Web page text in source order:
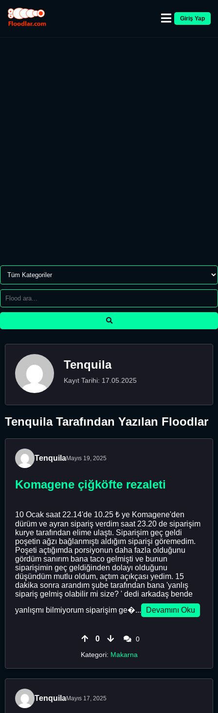
Giriş Yap
Tenquila
Kayıt Tarihi: 17.05.2025
Tenquila Tarafından Yazılan Floodlar
TenquilaMayıs 19, 2025
Komagene çiğköfte rezaleti
10 Ocak saat 22.14'de 10.25 ₺ ye Komagene'den
dürüm ve ayran sipariş verdim saat 23.20 de siparişim
kurye tarafından elime ulaştı. Siparişim geç geldi
poşetin ağzı bağlanmıştı aldığım siparişi göremedim.
Poşeti açtığımda porsiyonun daha fazla olduğunu
gördüm sanırım bana taco gelmişti ve bunun
siparişimin geç geldiğinden dolayı olduğunu
düşündüm mutlu oldum, açtım açıkçası yedim. 15
dakika sonra arandım şube tarafından bana 'yanlış
sipariş gelmiş olabilir mi size? ' dedi arkadaş bende
yanlışmı bilmiyorum siparişim ge�...
Devamını Oku
0
0
Kategori: Makarna
TenquilaMayıs 17, 2025